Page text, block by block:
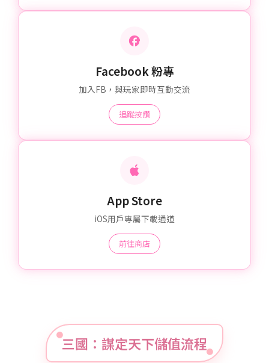
Facebook 粉專
加入FB，與玩家即時互動交流
追蹤按讚
App Store
iOS用戶專屬下載通道
前往商店
三國：謀定天下儲值流程